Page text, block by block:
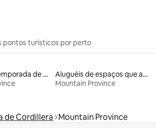
pontos turísticos por perto
Aluguel por temporada de alojamentos ecológicos
Aluguéis de espaços que aceitam animais de estimação
Mountain Province
de Cordillera Mountain Province